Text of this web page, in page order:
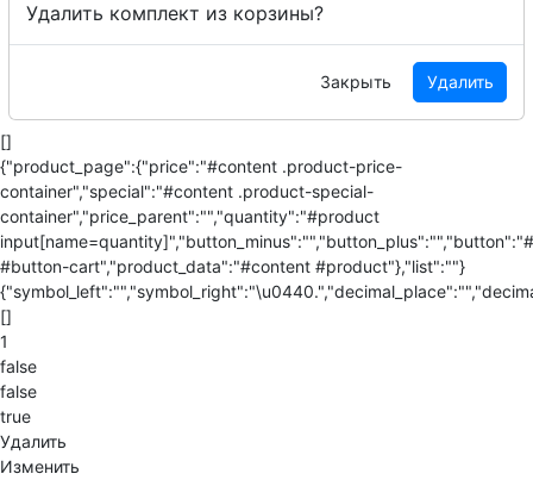
Удалить комплект из корзины?
Закрыть Удалить
[]
{"product_page":{"price":"#content .product-price-
container","special":"#content .product-special-
container","price_parent":"","quantity":"#product
#button-cart","product_data":"#content #product"},"list":""}
[]
1
false
false
true
Удалить
Изменить